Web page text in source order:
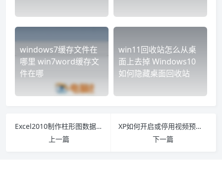
windows7缓存文件在
哪里 win7word缓存文
件在哪
win11回收站怎么从桌
面上去掉 Windows10
如何隐藏桌面回收站
Excel2010制作柱形图数据对比 怎么用excel做柱状图对比
上一篇
XP如何开启或停用视频预览功能 xp怎么关闭自动播放
下一篇